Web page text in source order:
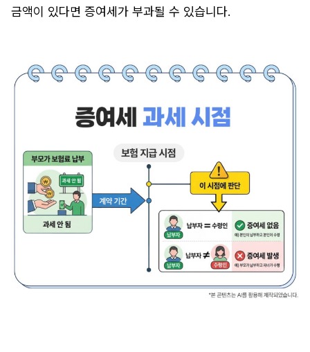
금액이 있다면 증여세가 부과될 수 있습니다.